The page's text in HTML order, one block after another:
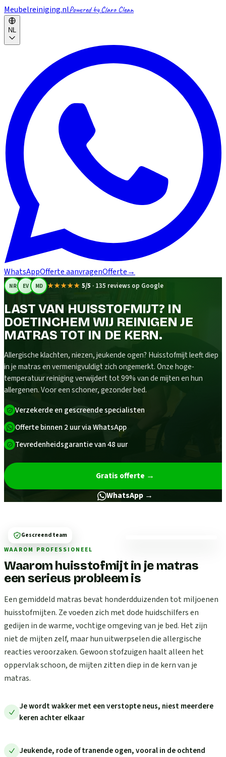
Meubelreiniging.nlPowered by Claro Clean
NL
WhatsAppOfferte aanvragenOfferte→
NR EV MD ★★★★★ 5/5 · 135 reviews op Google
LAST VAN HUISSTOFMIJT? IN
DOETINCHEM WIJ REINIGEN JE
MATRAS TOT IN DE KERN.
Allergische klachten, niezen, jeukende ogen? Huisstofmijt leeft diep
in je matras en vermenigvuldigt zich ongemerkt. Onze hoge-
temperatuur reiniging verwijdert tot 99% van de mijten en hun
allergenen. Voor een schoner, gezonder bed.
Verzekerde en gescreende specialisten
Offerte binnen 2 uur via WhatsApp
Tevredenheidsgarantie van 48 uur
Gratis offerte →
WhatsApp →
WAAROM PROFESSIONEEL
Waarom huisstofmijt in je matras
een serieus probleem is
Een gemiddeld matras bevat honderdduizenden tot miljoenen
huisstofmijten. Ze voeden zich met dode huidschilfers en
gedijen in de warme, vochtige omgeving van je bed. Het zijn
niet de mijten zelf, maar hun uitwerpselen die allergische
reacties veroorzaken. Gewoon stofzuigen haalt alleen het
oppervlak schoon, de mijten zitten diep in de kern van je
matras.
Je wordt wakker met een verstopte neus, niest meerdere
keren achter elkaar
Jeukende, rode of tranende ogen, vooral in de ochtend
Gescreend team